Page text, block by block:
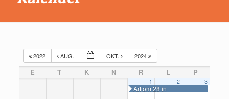
2022 AUG. OKT. 2024
E T K N R L P
1
Artjom 28 in
2 3